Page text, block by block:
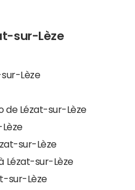
sur-Lèze
Lèze
de Lézat-sur-Lèze
sur-Lèze
Lézat-sur-Lèze
sur-Lèze